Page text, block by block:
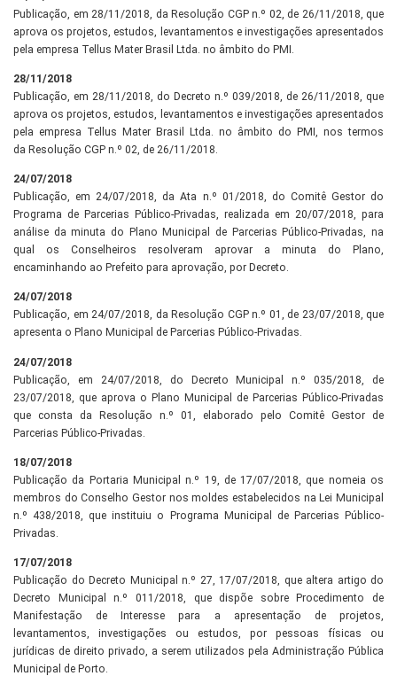
Publicação, em 28/11/2018, da Resolução CGP n.º 02, de 26/11/2018, que
aprova os projetos, estudos, levantamentos e investigações apresentados
pela empresa Tellus Mater Brasil Ltda. no âmbito do PMI.
28/11/2018
Publicação, em 28/11/2018, do Decreto n.º 039/2018, de 26/11/2018, que
aprova os projetos, estudos, levantamentos e investigações apresentados
pela empresa Tellus Mater Brasil Ltda. no âmbito do PMI, nos termos
da Resolução CGP n.º 02, de 26/11/2018.
24/07/2018
Publicação, em 24/07/2018, da Ata n.º 01/2018, do Comitê Gestor do
Programa de Parcerias Público-Privadas, realizada em 20/07/2018, para
análise da minuta do Plano Municipal de Parcerias Público-Privadas, na
qual os Conselheiros resolveram aprovar a minuta do Plano,
encaminhando ao Prefeito para aprovação, por Decreto.
24/07/2018
Publicação, em 24/07/2018, da Resolução CGP n.º 01, de 23/07/2018, que
apresenta o Plano Municipal de Parcerias Público-Privadas.
24/07/2018
Publicação, em 24/07/2018, do Decreto Municipal n.º 035/2018, de
23/07/2018, que aprova o Plano Municipal de Parcerias Público-Privadas
que consta da Resolução n.º 01, elaborado pelo Comitê Gestor de
Parcerias Público-Privadas.
18/07/2018
Publicação da Portaria Municipal n.º 19, de 17/07/2018, que nomeia os
membros do Conselho Gestor nos moldes estabelecidos na Lei Municipal
n.º 438/2018, que instituiu o Programa Municipal de Parcerias Público-
Privadas.
17/07/2018
Publicação do Decreto Municipal n.º 27, 17/07/2018, que altera artigo do
Decreto Municipal n.º 011/2018, que dispõe sobre Procedimento de
Manifestação de Interesse para a apresentação de projetos,
levantamentos, investigações ou estudos, por pessoas físicas ou
jurídicas de direito privado, a serem utilizados pela Administração Pública
Municipal de Porto.